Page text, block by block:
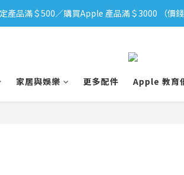
iPhone 17 系列新登場！立即
iPhone 17 系列新登場！立即
家居與娛樂
更多配件 Apple 教育